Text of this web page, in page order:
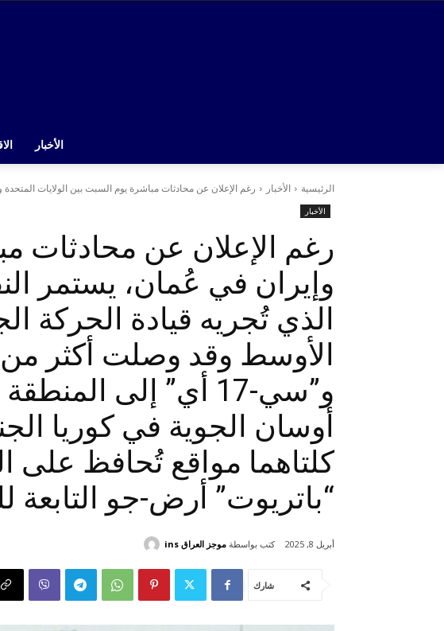
الأخبار
الرئيسية الأخبار رغم الإعلان عن محادثات مباشرة يوم السبت بين الولايات المتحدة
الأخبار
رغم الإعلان عن محادثات
وإيران في عُمان، يستمر
الذي تُجريه قيادة الحركة
و”سي-17 أي” إلى
أوسان الجوية في كوريا
“باتريوت” أرض-جو التابعة
أبريل 8, 2025 كتب بواسطة موجز العراق ins
شارك